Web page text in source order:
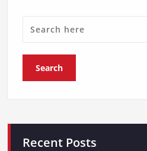
Recent Posts